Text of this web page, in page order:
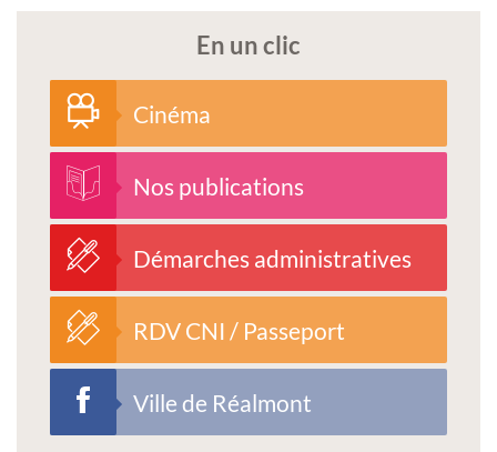
En un clic
Cinéma
Nos publications
Démarches administratives
RDV CNI / Passeport
Ville de Réalmont